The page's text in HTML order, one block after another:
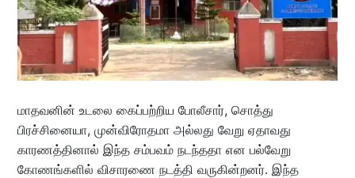
மாதவனின் உடலை கைப்பற்றிய போலீசார், சொத்து
பிரச்சினையா, முன்விரோதமா அல்லது வேறு ஏதாவது
காரணத்தினால் இந்த சம்பவம் நடந்ததா என பல்வேறு
கோணங்களில் விசாரணை நடத்தி வருகின்றனர். இந்த